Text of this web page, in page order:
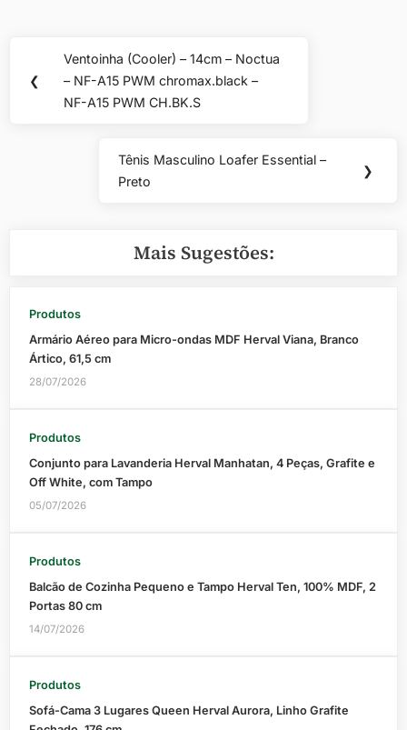
Navegação
de
❮
Previous
Post:
Ventoinha (Cooler) – 14cm – Noctua
– NF-A15 PWM chromax.black –
NF-A15 PWM CH.BK.S
Next
Post:
Tênis Masculino Loafer Essential –
Preto
❯
Mais Sugestões:
Produtos
Armário Aéreo para Micro-ondas MDF Herval Viana, Branco
Ártico, 61,5 cm
28/07/2026
Produtos
Conjunto para Lavanderia Herval Manhatan, 4 Peças, Grafite e
Off White, com Tampo
05/07/2026
Produtos
Balcão de Cozinha Pequeno e Tampo Herval Ten, 100% MDF, 2
Portas 80 cm
14/07/2026
Produtos
Sofá-Cama 3 Lugares Queen Herval Aurora, Linho Grafite